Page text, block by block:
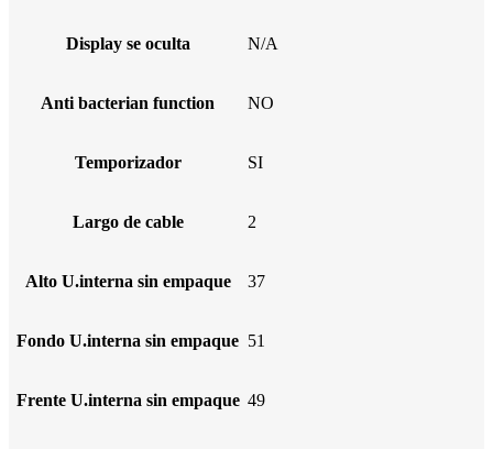
Display se oculta N/A
Anti bacterian function NO
Temporizador SI
Largo de cable 2
Alto U.interna sin empaque 37
Fondo U.interna sin empaque 51
Frente U.interna sin empaque 49